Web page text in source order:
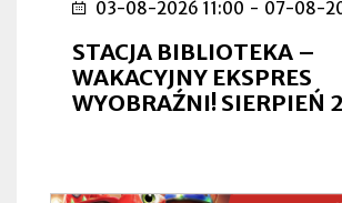
03-08-2026 11:00 - 07-08-
STACJA BIBLIOTEKA –
WAKACYJNY EKSPRES
WYOBRAŹNI! SIERPIEŃ